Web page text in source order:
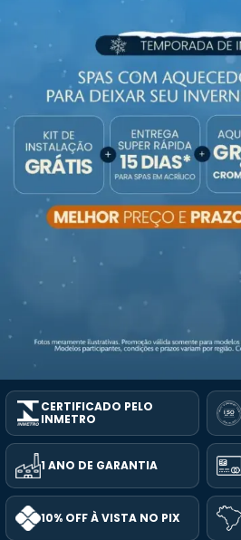
CERTIFICADO PELO
INMETRO
1 ANO DE GARANTIA
10% OFF À VISTA NO PIX